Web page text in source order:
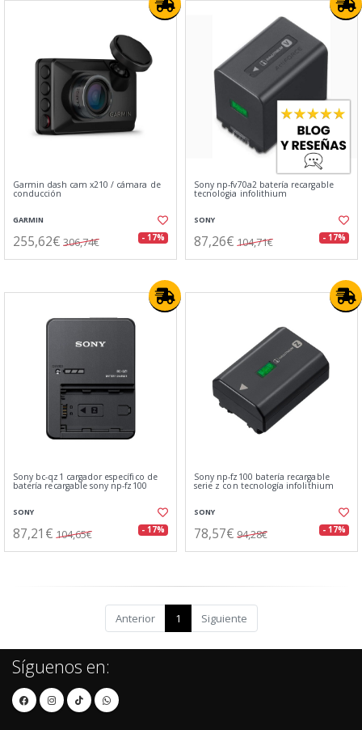
Garmin dash cam x210 / cámara de
conducción
GARMIN
255,62€ 306,74€ - 17%
Sony np-fv70a2 batería recargable
tecnologia infolithium
SONY
87,26€ 104,71€ - 17%
Sony bc-qz1 cargador específico de
batería recargable sony np-fz100
SONY
87,21€ 104,65€ - 17%
Sony np-fz100 batería recargable
serie z con tecnología infolithium
SONY
78,57€ 94,28€ - 17%
Anterior 1 Siguiente
Síguenos en: